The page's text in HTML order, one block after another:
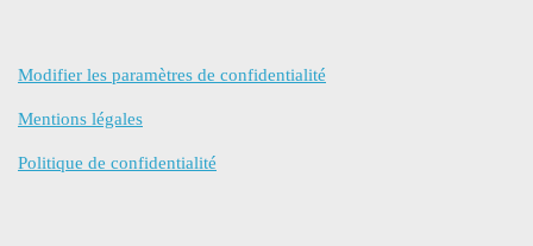
Modifier les paramètres de confidentialité
Mentions légales
Politique de confidentialité